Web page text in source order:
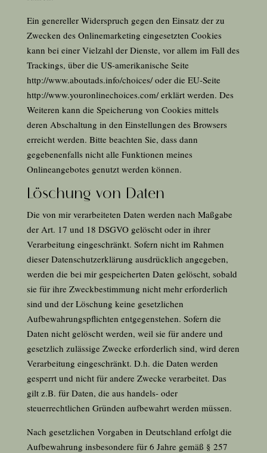
Ein genereller Widerspruch gegen den Einsatz der zu
Zwecken des Onlinemarketing eingesetzten Cookies
kann bei einer Vielzahl der Dienste, vor allem im Fall des
Trackings, über die US-amerikanische Seite
http://www.aboutads.info/choices/oder die EU-Seite
http://www.youronlinechoices.com/erklärt werden. Des
Weiteren kann die Speicherung von Cookies mittels
deren Abschaltung in den Einstellungen des Browsers
erreicht werden. Bitte beachten Sie, dass dann
gegebenenfalls nicht alle Funktionen meines
Onlineangebotes genutzt werden können.
Löschung von Daten
Die von mir verarbeiteten Daten werden nach Maßgabe
der Art. 17 und 18 DSGVO gelöscht oder in ihrer
Verarbeitung eingeschränkt. Sofern nicht im Rahmen
dieser Datenschutzerklärung ausdrücklich angegeben,
werden die bei mir gespeicherten Daten gelöscht, sobald
sie für ihre Zweckbestimmung nicht mehr erforderlich
sind und der Löschung keine gesetzlichen
Aufbewahrungspflichten entgegenstehen. Sofern die
Daten nicht gelöscht werden, weil sie für andere und
gesetzlich zulässige Zwecke erforderlich sind, wird deren
Verarbeitung eingeschränkt. D.h. die Daten werden
gesperrt und nicht für andere Zwecke verarbeitet. Das
gilt z.B. für Daten, die aus handels- oder
steuerrechtlichen Gründen aufbewahrt werden müssen.
Nach gesetzlichen Vorgaben in Deutschland erfolgt die
Aufbewahrung insbesondere für 6 Jahre gemäß § 257